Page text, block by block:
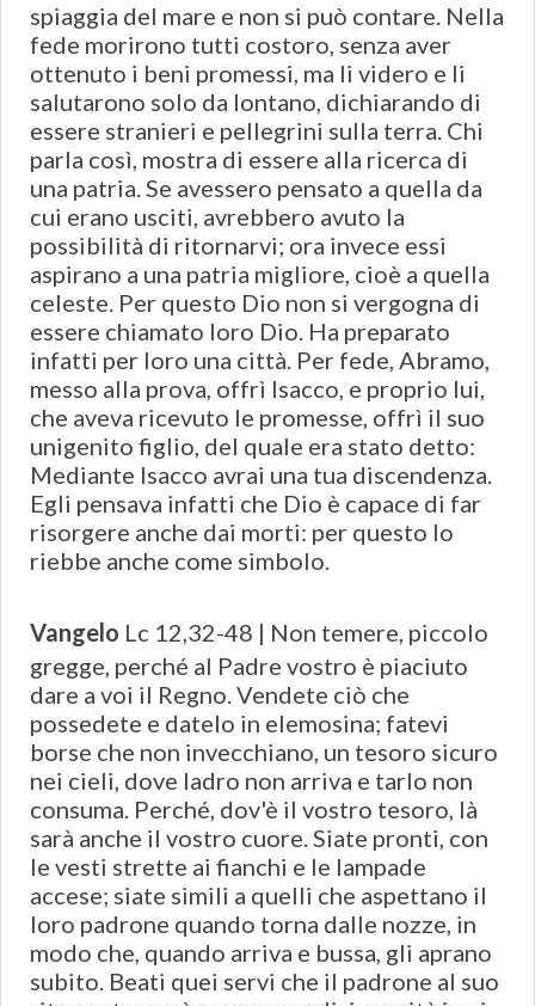
spiaggia del mare e non si può contare. Nella
fede morirono tutti costoro, senza aver
ottenuto i beni promessi, ma li videro e li
salutarono solo da lontano, dichiarando di
essere stranieri e pellegrini sulla terra. Chi
parla così, mostra di essere alla ricerca di
una patria. Se avessero pensato a quella da
cui erano usciti, avrebbero avuto la
possibilità di ritornarvi; ora invece essi
aspirano a una patria migliore, cioè a quella
celeste. Per questo Dio non si vergogna di
essere chiamato loro Dio. Ha preparato
infatti per loro una città. Per fede, Abramo,
messo alla prova, offrì Isacco, e proprio lui,
che aveva ricevuto le promesse, offrì il suo
unigenito figlio, del quale era stato detto:
Mediante Isacco avrai una tua discendenza.
Egli pensava infatti che Dio è capace di far
risorgere anche dai morti: per questo lo
riebbe anche come simbolo.
Vangelo Lc 12,32-48 | Non temere, piccolo
gregge, perché al Padre vostro è piaciuto
dare a voi il Regno. Vendete ciò che
possedete e datelo in elemosina; fatevi
borse che non invecchiano, un tesoro sicuro
nei cieli, dove ladro non arriva e tarlo non
consuma. Perché, dov'è il vostro tesoro, là
sarà anche il vostro cuore. Siate pronti, con
le vesti strette ai fianchi e le lampade
accese; siate simili a quelli che aspettano il
loro padrone quando torna dalle nozze, in
modo che, quando arriva e bussa, gli aprano
subito. Beati quei servi che il padrone al suo